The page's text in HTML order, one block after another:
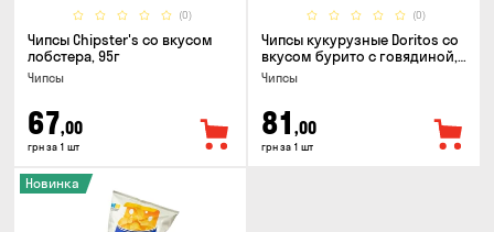
(0)
Чипсы Chipster's со вкусом
лобстера, 95г
Чипсы
67,00
грн за 1 шт
(0)
Чипсы кукурузные Doritos со
вкусом бурито с говядиной,
90г
Чипсы
81 ,00
грн за 1 шт
Новинка